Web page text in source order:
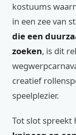
kostuums
in een zee van
die een
zoeken, is dit
creatief
speelplezier.
Tot slot spreekt